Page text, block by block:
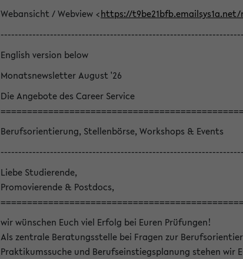
Webansicht / Webview <https://
English version below
Monatsnewsletter August '26
Die Angebote des Career Service
Berufsorientierung, Stellenbörse, Workshops & Events
Liebe Studierende,
Promovierende & Postdocs,
wir wünschen Euch viel Erfolg bei Euren Prüfungen!
Als zentrale Beratungsstelle bei Fragen zur
Praktikumssuche und Berufseinstiegsplanung stehen wir